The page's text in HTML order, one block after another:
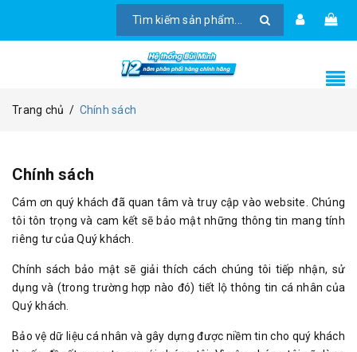
Trang chủ / Chính sách
Chính sách
Cám ơn quý khách đã quan tâm và truy cập vào website. Chúng
tôi tôn trọng và cam kết sẽ bảo mật những thông tin mang tính
riêng tư của Quý khách.
Chính sách bảo mật sẽ giải thích cách chúng tôi tiếp nhận, sử
dụng và (trong trường hợp nào đó) tiết lộ thông tin cá nhân của
Quý khách.
Bảo vệ dữ liệu cá nhân và gây dựng được niềm tin cho quý khách